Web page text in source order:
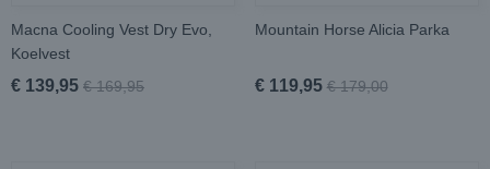
Macna Cooling Vest Dry Evo,
Koelvest
€ 139,95 € 169,95
Mountain Horse Alicia Parka
€ 119,95 € 179,00